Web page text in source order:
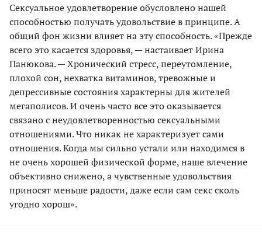
Сексуальное удовлетворение обусловлено нашей
способностью получать удовольствие в принципе. А
общий фон жизни влияет на эту способность. «Прежде
всего это касается здоровья, — настаивает Ирина
Панюкова. — Хронический стресс, переутомление,
плохой сон, нехватка витаминов, тревожные и
депрессивные состояния характерны для жителей
мегаполисов. И очень часто все это оказывается
связано с неудовлетворенностью сексуальными
отношениями. Что никак не характеризует сами
отношения. Когда мы сильно устали или находимся в
не очень хорошей физической форме, наше влечение
объективно снижено, а чувственные удовольствия
приносят меньше радости, даже если сам секс сколь
угодно хорош».